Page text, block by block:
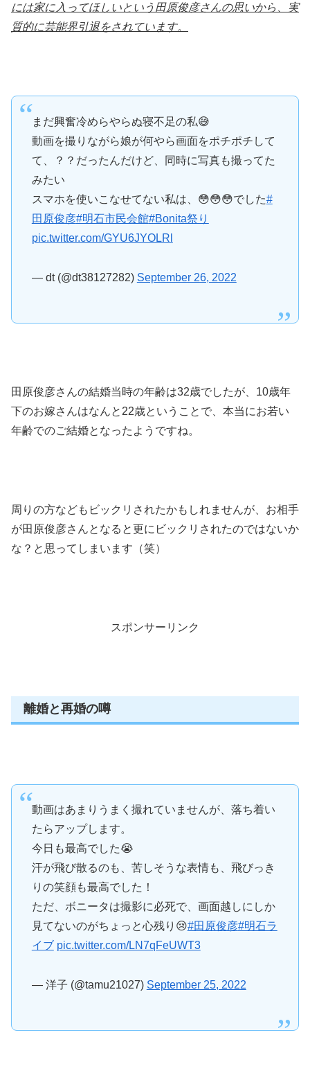
には家に入ってほしいという田原俊彦さんの思いから、実
質的に芸能界引退をされています。
まだ興奮冷めらやらぬ寝不足の私😅
動画を撮りながら娘が何やら画面をポチポチして
て、？？だったんだけど、同時に写真も撮ってた
みたい
スマホを使いこなせてない私は、😳😳😳でした#
田原俊彦#明石市民会館#Bonita祭り
pic.twitter.com/GYU6JYOLRl
— dt (@dt38127282) September 26, 2022
田原俊彦さんの結婚当時の年齢は32歳でしたが、10歳年
下のお嫁さんはなんと22歳ということで、本当にお若い
年齢でのご結婚となったようですね。
周りの方などもビックリされたかもしれませんが、お相手
が田原俊彦さんとなると更にビックリされたのではないか
な？と思ってしまいます（笑）
スポンサーリンク
離婚と再婚の噂
動画はあまりうまく撮れていませんが、落ち着い
たらアップします。
今日も最高でした😭
汗が飛び散るのも、苦しそうな表情も、飛びっき
りの笑顔も最高でした！
ただ、ボニータは撮影に必死で、画面越しにしか
見てないのがちょっと心残り😢#田原俊彦#明石ラ
イブ pic.twitter.com/LN7qFeUWT3
— 洋子 (@tamu21027) September 25, 2022